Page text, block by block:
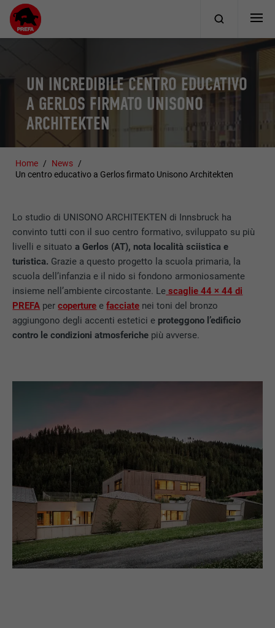
UN INCREDIBILE CENTRO EDUCATIVO
A GERLOS FIRMATO UNISONO
ARCHITEKTEN
Home
News
Un centro educativo a Gerlos firmato Unisono Architekten
Lo studio di UNISONO ARCHITEKTEN di Innsbruck ha
convinto tutti con il suo centro formativo, sviluppato su più
livelli e situatoa Gerlos (AT), nota località sciistica e
turistica. Grazie a questo progetto la scuola primaria, la
scuola dell’infanzia e il nido si fondono armoniosamente
insieme nell’ambiente circostante. Le scaglie 44 × 44 di
PREFA percoperture efacciate nei toni del bronzo
aggiungono degli accenti estetici e proteggono l’edificio
contro le condizioni atmosferiche più avverse.